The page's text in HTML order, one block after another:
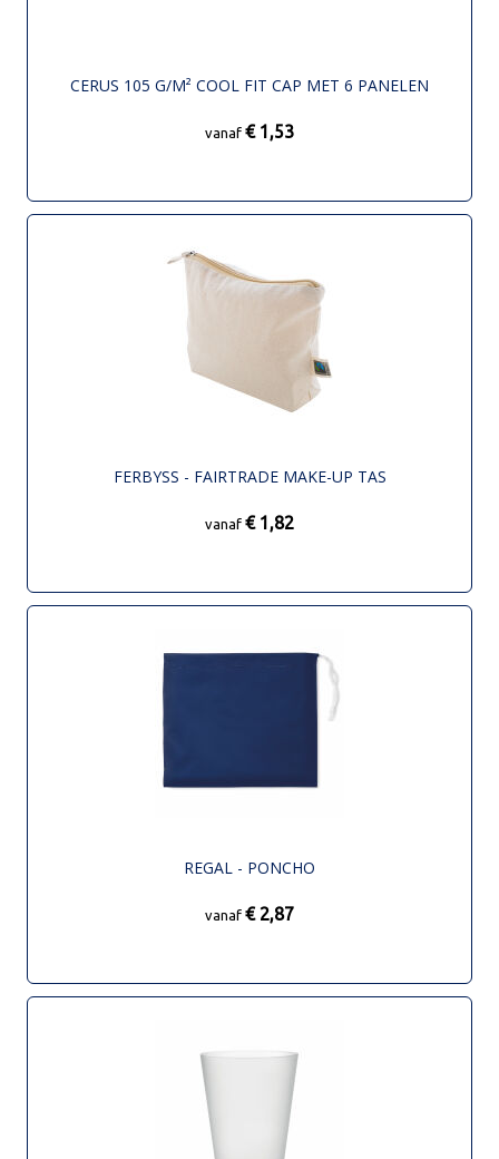
CERUS 105 G/M² COOL FIT CAP MET 6 PANELEN
vanaf € 1,53
FERBYSS - FAIRTRADE MAKE-UP TAS
vanaf € 1,82
REGAL - PONCHO
vanaf € 2,87